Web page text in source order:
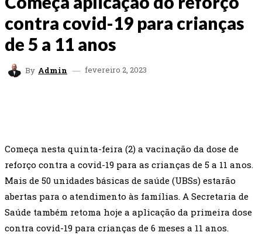
contra covid-19 para crianças
de 5 a 11 anos
By Admin fevereiro 2, 2023
Começa nesta quinta-feira (2) a vacinação da dose de
reforço contra a covid-19 para as crianças de 5 a 11 anos.
Mais de 50 unidades básicas de saúde (UBSs) estarão
abertas para o atendimento às famílias. A Secretaria de
Saúde também retoma hoje a aplicação da primeira dose
contra covid-19 para crianças de 6 meses a 11 anos.